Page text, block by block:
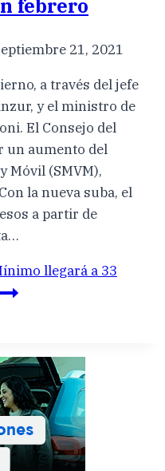
febrero
21, 2021
a través del jefe
y el ministro de
El Consejo del
un aumento del
Móvil (SMVM),
la nueva suba, el
a partir de
llegará a 33